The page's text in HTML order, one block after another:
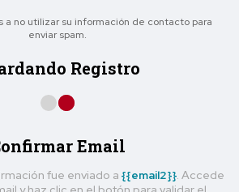
a no utilizar su información de contacto para
enviar spam.
Registro
Email
fue enviado a {{email2}} . Accede